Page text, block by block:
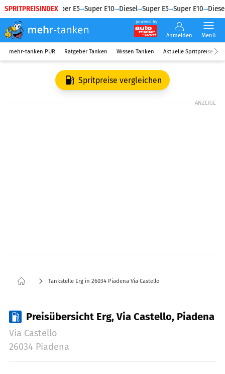
SPRITPREISINDEX
Diesel Super E5 Super E10 Diesel Super E5 Super E10 Diesel
powered by
Anmelden Menü
mehr-tanken PUR Ratgeber Tanken Wissen Tanken Aktuelle Spritpreise
Spritpreise vergleichen
ANZEIGE
Tankstelle Erg in 26034 Piadena Via Castello
Preisübersicht Erg, Via Castello, Piadena
Via Castello
26034 Piadena